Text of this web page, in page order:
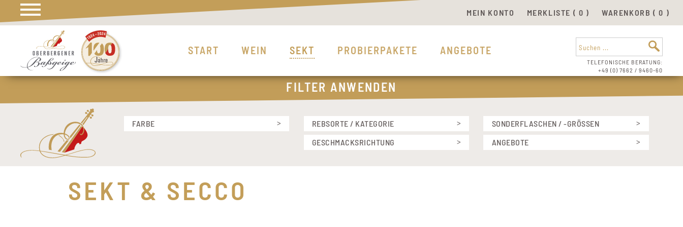
MEIN KONTO MERKLISTE ( 0 ) WARENKORB (0 )
START WEIN SEKT PROBIERPAKETE ANGEBOTE
TELEFONISCHE BERATUNG:
+49 (0) 7662 / 9460-60
FILTER ANWENDEN
FARBE
REBSORTE / KATEGORIE
GRAUER BURGUNDER
GESCHMACKSRICHTUNG
SONDERFLASCHEN / -GRÖSSEN
0.2 L
ANGEBOTE
SEKT & SECCO